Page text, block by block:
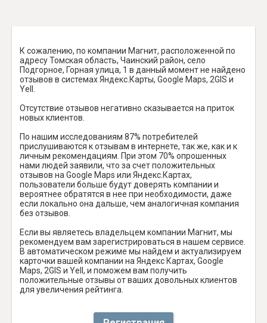
К сожалению, по компании Магнит, расположенной по
адресу Томская область, Чаинский район, село
Подгорное, Горная улица, 1 в данный момент не найдено
отзывов в системах Яндекс.Карты, Google Maps, 2GIS и
Yell.
Отсутствие отзывов негативно сказывается на приток
новых клиентов.
По нашим исследованиям 87% потребителей
прислушиваются к отзывам в интернете, так же, как и к
личным рекомендациям. При этом 70% опрошенных
нами людей заявили, что за счет положительных
отзывов на Google Maps или Яндекс.Картах,
пользователи больше будут доверять компании и
вероятнее обратятся в нее при необходимости, даже
если локально она дальше, чем аналогичная компания
без отзывов.
Если вы являетесь владельцем компании Магнит, мы
рекомендуем вам зарегистрироваться в нашем сервисе.
В автоматическом режиме мы найдем и актуализируем
карточки вашей компании на Яндекс Картах, Google
Maps, 2GIS и Yell, и поможем вам получить
положительные отзывы от ваших довольных клиентов
для увеличения рейтинга.